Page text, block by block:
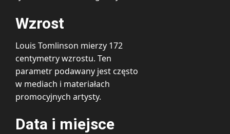
Wzrost
Louis Tomlinson mierzy 172
centymetry wzrostu. Ten
parametr podawany jest często
w mediach i materiałach
promocyjnych artysty.
Data i miejsce